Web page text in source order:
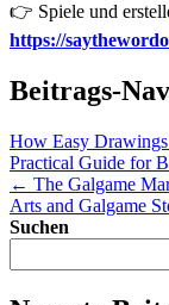
👉 Spiele und
https://
Beitrags-
How Easy
Practical Guide for
← The Galgame
Arts and Galgame
Suchen